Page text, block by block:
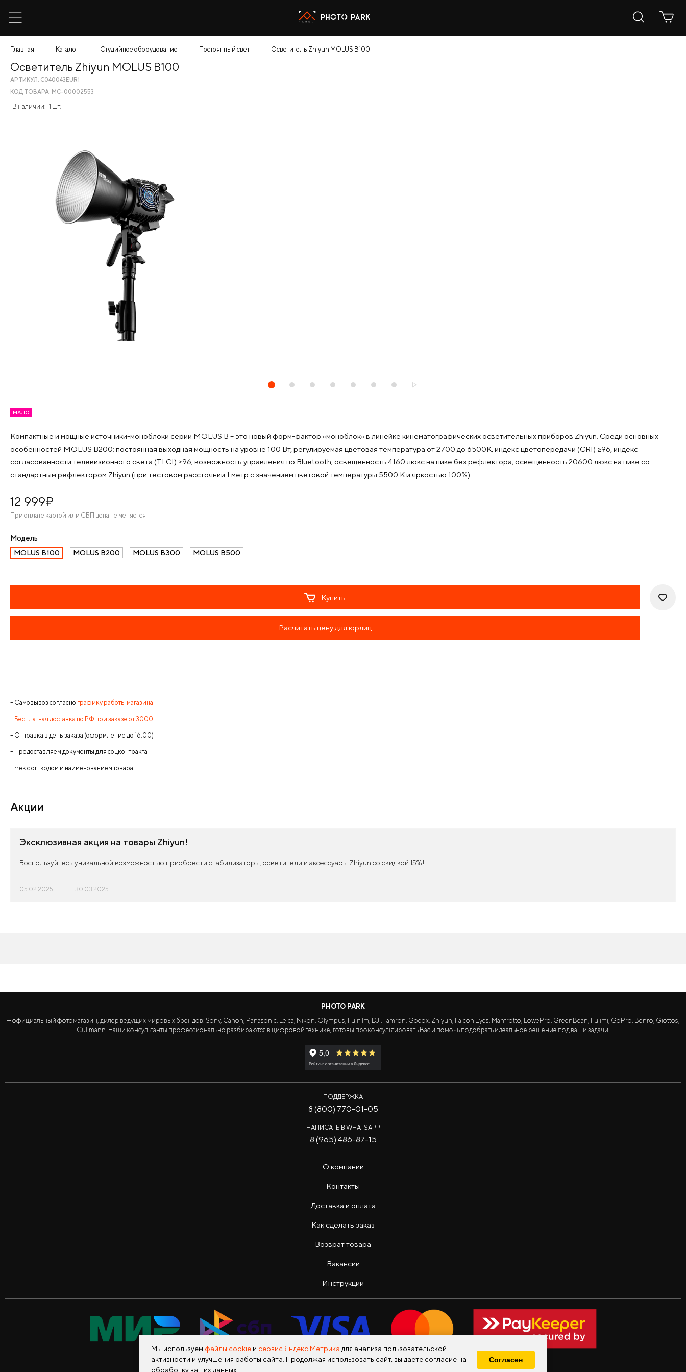
Главная Каталог Студийное оборудование Постоянный свет Осветитель Zhiyun MOLUS B100
МАЛО
Компактные и мощные источники-моноблоки серии MOLUS B – это новый форм-фактор «моноблок» в линейке кинематографических осветительных приборов Zhiyun. Среди основных
особенностей MOLUS B200: постоянная выходная мощность на уровне 100 Вт, регулируемая цветовая температура от 2700 до 6500K, индекс цветопередачи (CRI) ≥96, индекс
согласованности телевизионного света (TLCI) ≥96, возможность управления по Bluetooth, освещенность 4160 люкс на пике без рефлектора, освещенность 20600 люкс на пике со
стандартным рефлектором Zhiyun (при тестовом расстоянии 1 метр с значением цветовой температуры 5500 К и яркостью 100%).
12 999¤
При оплате картой или СБП цена не меняется
Модель
MOLUS B100
MOLUS B200 MOLUS B300 MOLUS B500
Купить
Расчитать цену для юрлиц
- Самовывоз согласно графику работы магазина
- Бесплатная доставка по РФ при заказе от 3000
- Отправка в день заказа (оформление до 16:00)
- Предоставляем документы для соцконтракта
- Чек с qr-кодом и наименованием товара
Осветитель Zhiyun MOLUS B100
АРТИКУЛ: C040043EUR1
КОД ТОВАРА: МС-00002553
В наличии: 1 шт.
Акции
Эксклюзивная акция на товары Zhiyun!
Воспользуйтесь уникальной возможностью приобрести стабилизаторы, осветители и аксессуары Zhiyun со скидкой 15%!
05.02.2025 30.03.2025
PHOTO PARK
— официальный фотомагазин, дилер ведущих мировых брендов: Sony, Canon, Panasonic, Leica, Nikon, Olympus, Fujifilm, DJI, Tamron, Godox, Zhiyun, Falcon Eyes, Manfrotto, LowePro, GreenBean, Fujimi, GoPro, Benro, Giottos,
Cullmann. Наши консультанты профессионально разбираются в цифровой технике, готовы проконсультировать Вас и помочь подобрать идеальное решение под ваши задачи.
ПОДДЕРЖКА
8 (800) 770-01-05
НАПИСАТЬ В WHATSAPP
8 (965) 486-87-15
О компании
Контакты
Доставка и оплата
Как сделать заказ
Возврат товара
Вакансии
Инструкции
Мы используем файлы cookie и сервис Яндекс.Метрика для анализа пользовательской
активности и улучшения работы сайта. Продолжая использовать сайт, вы даете согласие на
обработку ваших данных.
Согласен